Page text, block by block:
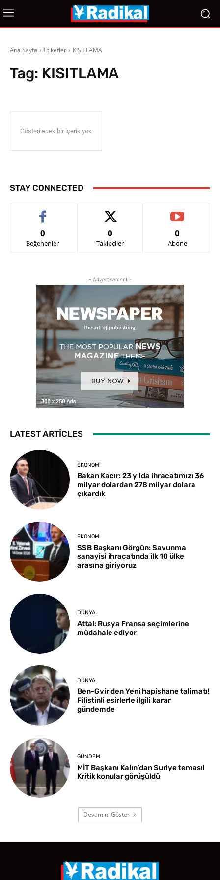
Ana Sayfa Etiketler KISITLAMA
Tag: KISITLAMA
Gösterilecek bir içerik yok
STAY CONNECTED
0
Beğenenler
0
Takipçiler
0
Abone
- Advertisement -
LATEST ARTICLES
EKONOMI
Bakan Kacır: 23 yılda ihracatımızı 36
milyar dolardan 278 milyar dolara
çıkardık
EKONOMI
SSB Başkanı Görgün: Savunma
sanayisi ihracatında ilk 10 ülke
arasına giriyoruz
DÜNYA
Attal: Rusya Fransa seçimlerine
müdahale ediyor
DÜNYA
Ben-Gvir’den Yeni hapishane talimatı!
Filistinli esirlerle ilgili karar
gündemde
GÜNDEM
MİT Başkanı Kalın’dan Suriye teması!
Kritik konular görüşüldü
Devamını Göster